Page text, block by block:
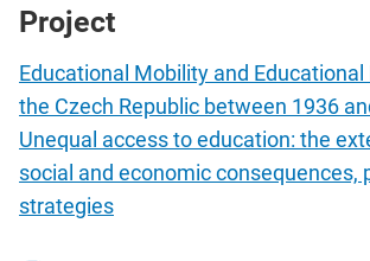
Project
Educational Mobility and
the Czech Republic between 1936
Unequal access to education: the
social and economic consequences,
strategies